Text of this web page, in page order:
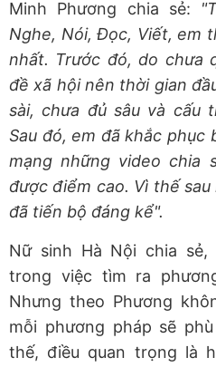
Minh Phương chia sẻ:
Nghe, Nói, Đọc, Viết, em
nhất. Trước đó, do chưa
đề xã hội nên thời gian
sài, chưa đủ sâu và cấu
Sau đó, em đã khắc phục
mạng những video chia
được điểm cao. Vì thế
đã tiến bộ đáng kể".
Nữ sinh Hà Nội chia
trong việc tìm ra
Nhưng theo Phương
mỗi phương pháp sẽ
thế, điều quan trọng là